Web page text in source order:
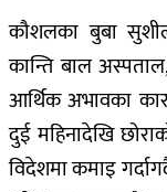
कौशलका बुबा
कान्ति बाल
आर्थिक अभावका
दुई महिनादेखि
विदेशमा कमाइ